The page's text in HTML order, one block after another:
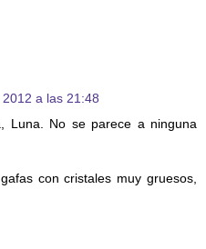
a las 21:48
Luna. No se parece a ninguna
con cristales muy gruesos,